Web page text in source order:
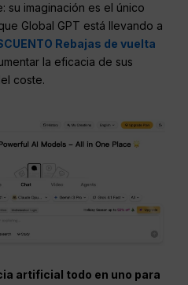
su imaginación es el único
Global GPT está llevando a
Rebajas de vuelta
la eficacia de sus
coste.
artificial todo en uno para